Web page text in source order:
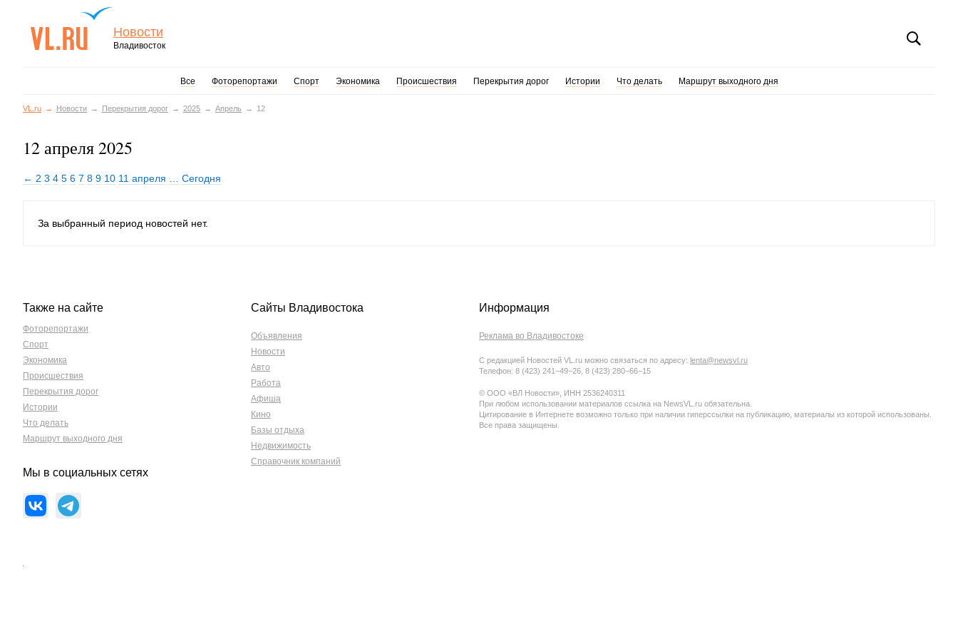
Новости
Владивосток
Все Фоторепортажи Спорт Экономика Происшествия Перекрытия дорог Истории Что делать Маршрут выходного дня
VL.ru Новости Перекрытия дорог 2025 Апрель 12
12 апреля 2025
← 2 3 4 5 6 7 8 9 10 11 апреля Сегодня
За выбранный период новостей нет.
Также на сайте
Фоторепортажи
Спорт
Экономика
Происшествия
Перекрытия дорог
Истории
Что делать
Маршрут выходного дня
Мы в социальных сетях
Сайты Владивостока
Объявления
Новости
Авто
Работа
Афиша
Кино
Базы отдыха
Недвижимость
Справочник компаний
Информация
Реклама во Владивостоке
С редакцией Новостей VL.ru можно связаться по адресу: lenta@newsvl.ru
Телефон: 8 (423) 241−49−26, 8 (423) 280−66−15
© ООО «ВЛ Новости», ИНН 2536240311
При любом использовании материалов ссылка на NewsVL.ru обязательна.
Цитирование в Интернете возможно только при наличии гиперссылки на публикацию, материалы из которой использованы.
Все права защищены.